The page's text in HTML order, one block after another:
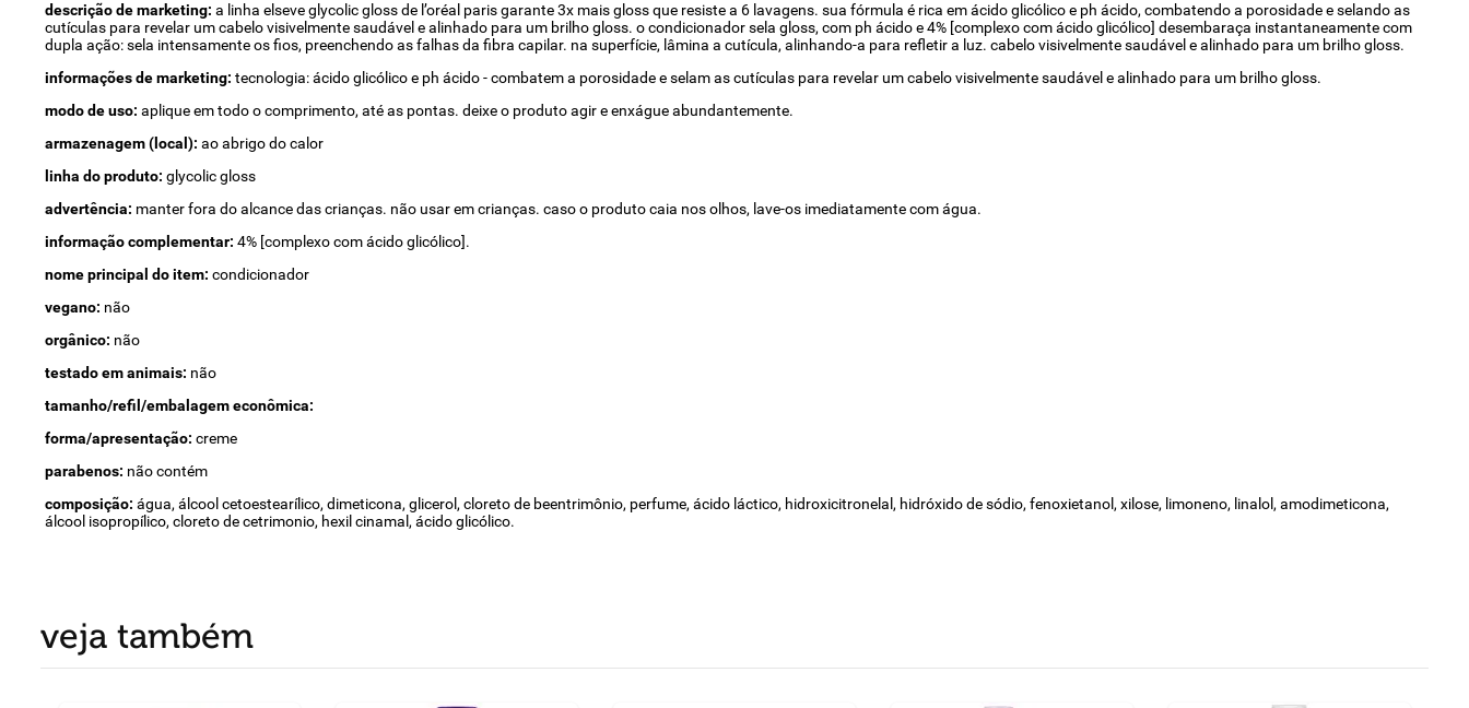
descrição de marketing: a linha elseve glycolic gloss de l’oréal paris garante 3x mais gloss que resiste a 6 lavagens. sua fórmula é rica em ácido glicólico e ph ácido, combatendo a porosidade e selando as
cutículas para revelar um cabelo visivelmente saudável e alinhado para um brilho gloss. o condicionador sela gloss, com ph ácido e 4% [complexo com ácido glicólico] desembaraça instantaneamente com
dupla ação: sela intensamente os fios, preenchendo as falhas da fibra capilar. na superfície, lâmina a cutícula, alinhando-a para refletir a luz. cabelo visivelmente saudável e alinhado para um brilho gloss.
informações de marketing: tecnologia: ácido glicólico e ph ácido - combatem a porosidade e selam as cutículas para revelar um cabelo visivelmente saudável e alinhado para um brilho gloss.
modo de uso: aplique em todo o comprimento, até as pontas. deixe o produto agir e enxágue abundantemente.
armazenagem (local): ao abrigo do calor
linha do produto: glycolic gloss
advertência: manter fora do alcance das crianças. não usar em crianças. caso o produto caia nos olhos, lave-os imediatamente com água.
informação complementar: 4% [complexo com ácido glicólico].
nome principal do item: condicionador
vegano: não
orgânico: não
testado em animais: não
tamanho/refil/embalagem econômica:
forma/apresentação: creme
parabenos: não contém
composição: água, álcool cetoestearílico, dimeticona, glicerol, cloreto de beentrimônio, perfume, ácido láctico, hidroxicitronelal, hidróxido de sódio, fenoxietanol, xilose, limoneno, linalol, amodimeticona,
álcool isopropílico, cloreto de cetrimonio, hexil cinamal, ácido glicólico.
veja também